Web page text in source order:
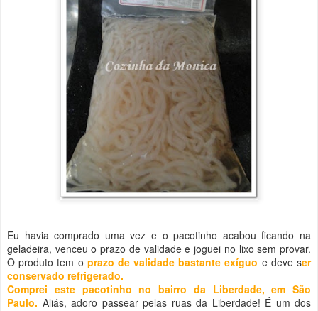
Eu havia comprado uma vez e o pacotinho acabou ficando na
geladeira, venceu o prazo de validade e joguei no lixo sem provar.
O produto tem o prazo de validade bastante exíguo e deve ser
conservado refrigerado.
Comprei este pacotinho no bairro da Liberdade, em São
Paulo. Aliás, adoro passear pelas ruas da Liberdade! É um dos